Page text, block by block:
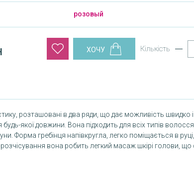
розовый
Кількість
розташовані в два ряди, що дає можливість швидко і
якої довжини. Вона підходить для всіх типів волосся,
Форма гребінця напівкругла, легко поміщається в
вона робить легкий масаж шкірі голови, що